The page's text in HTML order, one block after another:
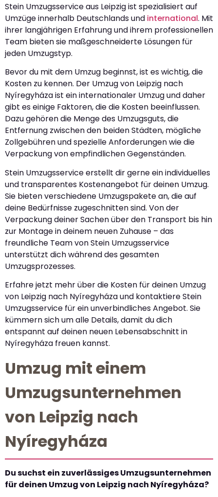
Stein Umzugsservice aus Leipzig ist spezialisiert auf
Umzüge innerhalb Deutschlands und international. Mit
ihrer langjährigen Erfahrung und ihrem professionellen
Team bieten sie maßgeschneiderte Lösungen für
jeden Umzugstyp.
Bevor du mit dem Umzug beginnst, ist es wichtig, die
Kosten zu kennen. Der Umzug von Leipzig nach
Nyíregyháza ist ein internationaler Umzug und daher
gibt es einige Faktoren, die die Kosten beeinflussen.
Dazu gehören die Menge des Umzugsguts, die
Entfernung zwischen den beiden Städten, mögliche
Zollgebühren und spezielle Anforderungen wie die
Verpackung von empfindlichen Gegenständen.
Stein Umzugsservice erstellt dir gerne ein individuelles
und transparentes Kostenangebot für deinen Umzug.
Sie bieten verschiedene Umzugspakete an, die auf
deine Bedürfnisse zugeschnitten sind. Von der
Verpackung deiner Sachen über den Transport bis hin
zur Montage in deinem neuen Zuhause – das
freundliche Team von Stein Umzugsservice
unterstützt dich während des gesamten
Umzugsprozesses.
Erfahre jetzt mehr über die Kosten für deinen Umzug
von Leipzig nach Nyíregyháza und kontaktiere Stein
Umzugsservice für ein unverbindliches Angebot. Sie
kümmern sich um alle Details, damit du dich
entspannt auf deinen neuen Lebensabschnitt in
Nyíregyháza freuen kannst.
Umzug mit einem
Umzugsunternehmen
von Leipzig nach
Nyíregyháza
Du suchst ein zuverlässiges Umzugsunternehmen
für deinen Umzug von Leipzig nach Nyíregyháza?